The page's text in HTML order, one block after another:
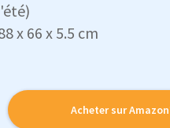
x 66 x 5.5 cm
Acheter sur